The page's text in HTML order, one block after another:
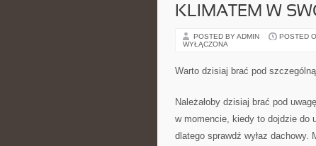
KLIMATEM W
POSTED BY ADMIN POSTED
WYŁĄCZONA
Warto dzisiaj brać pod
Należałoby dzisiaj brać pod
w momencie, kiedy to dojdzie do
dlatego sprawdź wyłaz